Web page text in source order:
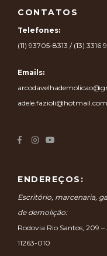
CONTATOS
Telefones:
(11) 93705-8313 / (13) 3316
Emails:
adele.fazioli@hotmail.com
ENDEREÇOS:
Escritório, marcenaria,
de demolição:
Rodovia Rio Santos, 209
11263-010